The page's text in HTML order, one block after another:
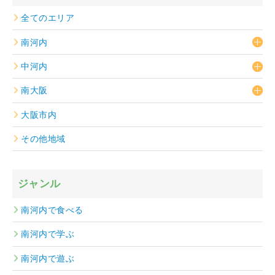
全てのエリア
南河内
中河内
南大阪
大阪市内
その他地域
ジャンル
南河内で食べる
南河内で学ぶ
南河内で遊ぶ